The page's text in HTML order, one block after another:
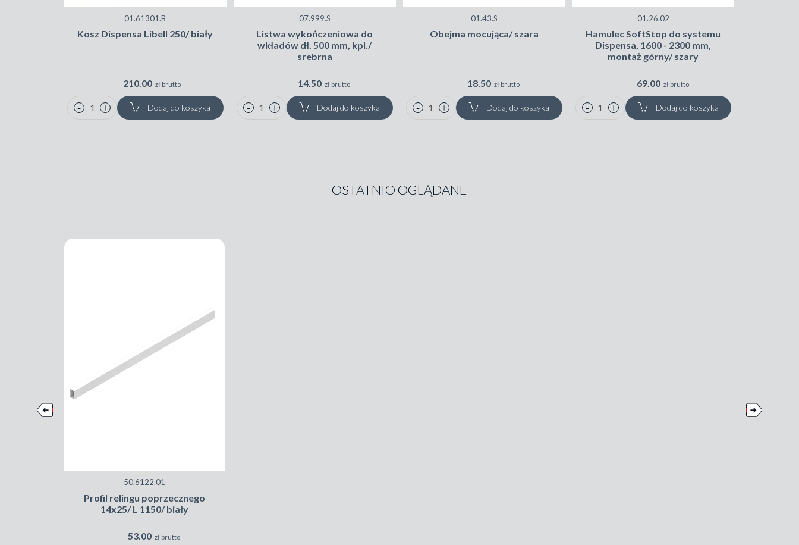
01.61301.B
Kosz Dispensa Libell 250/ biały
210.00 zł brutto
Dodaj do koszyka
07.999.S
Listwa wykończeniowa do
wkładów dł. 500 mm, kpl./
srebrna
14.50 zł brutto
Dodaj do koszyka
01.43.S
Obejma mocująca/ szara
18.50 zł brutto
Dodaj do koszyka
01.26.02
Hamulec SoftStop do systemu
Dispensa, 1600 - 2300 mm,
montaż górny/ szary
69.00 zł brutto
Dodaj do koszyka
OSTATNIO OGLĄDANE
50.6122.01
Profil relingu poprzecznego
14x25/ L 1150/ biały
53.00 zł brutto